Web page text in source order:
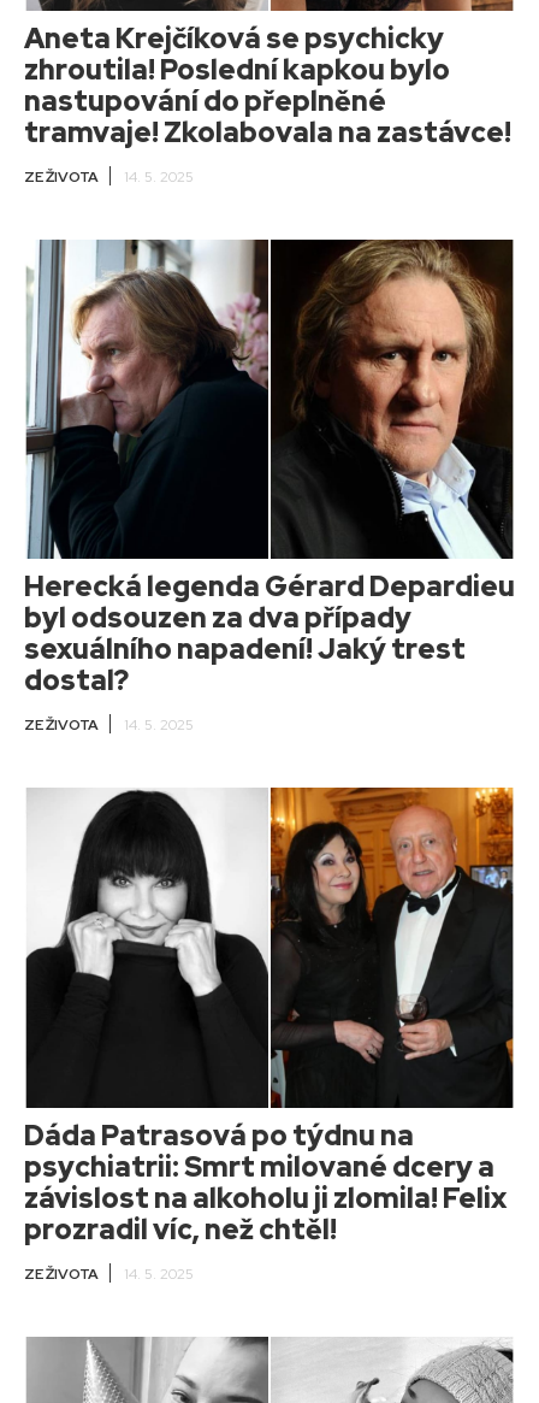
Aneta Krejčíková se psychicky
zhroutila! Poslední kapkou bylo
nastupování do přeplněné
tramvaje! Zkolabovala na zastávce!
ZE ŽIVOTA 14. 5. 2025
Herecká legenda Gérard Depardieu
byl odsouzen za dva případy
sexuálního napadení! Jaký trest
dostal?
ZE ŽIVOTA 14. 5. 2025
Dáda Patrasová po týdnu na
psychiatrii: Smrt milované dcery a
závislost na alkoholu ji zlomila! Felix
prozradil víc, než chtěl!
ZE ŽIVOTA 14. 5. 2025